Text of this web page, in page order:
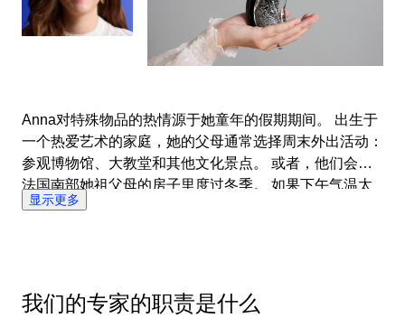
Anna对特殊物品的热情源于她童年的假期期间。 出生于
一个热爱艺术的家庭，她的父母通常选择周末外出活动：
参观博物馆、大教堂和其他文化景点。 或者，他们会在
法国南部她祖父母的房子里度过冬季。 如果下午气温太
高，不能出门，Anna会在屋子里四处闲逛，寻找古董珍
了大门，在那里她获得了拍卖师文凭，专攻装饰品。 之
后的几年里，她在多家拍卖行工作，拍卖的物品从亚洲艺
显示更多
我们的专家的职责是什么